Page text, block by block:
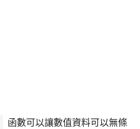
函數可以讓數值資料可以無條